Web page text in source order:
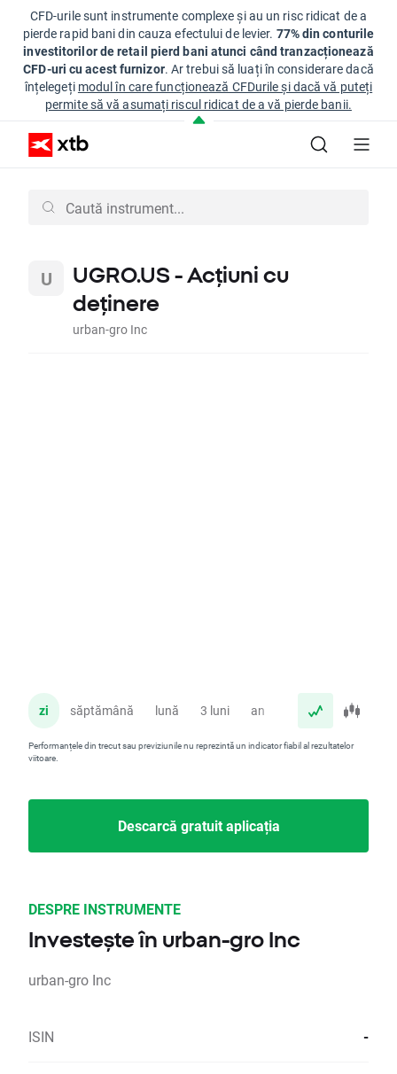
CFD-urile sunt instrumente complexe și au un risc ridicat de a
pierde rapid bani din cauza efectului de levier. 77% din conturile
investitorilor de retail pierd bani atunci când tranzacționează
CFD-uri cu acest furnizor. Ar trebui să luați în considerare dacă
înțelegeți modul în care funcționează CFDurile și dacă vă puteți
permite să vă asumați riscul ridicat de a vă pierde banii.
UGRO.US - Acțiuni cu
deținere
urban-gro Inc
zi săptămână lună 3 luni an
Performanțele din trecut sau previziunile nu reprezintă un indicator fiabil al rezultatelor
viitoare.
Descarcă gratuit aplicația
DESPRE INSTRUMENTE
Investește în urban-gro Inc
urban-gro Inc
ISIN -